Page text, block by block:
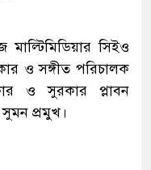
সিইও
ও সঙ্গীত পরিচালক
ও সুরকার প্লাবন
প্রমুখ।